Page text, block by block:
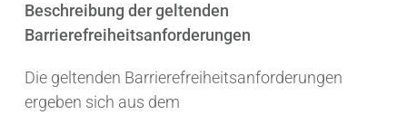
Beschreibung der geltenden
Barrierefreiheitsanforderungen
Die geltenden Barrierefreiheitsanforderungen
ergeben sich aus dem